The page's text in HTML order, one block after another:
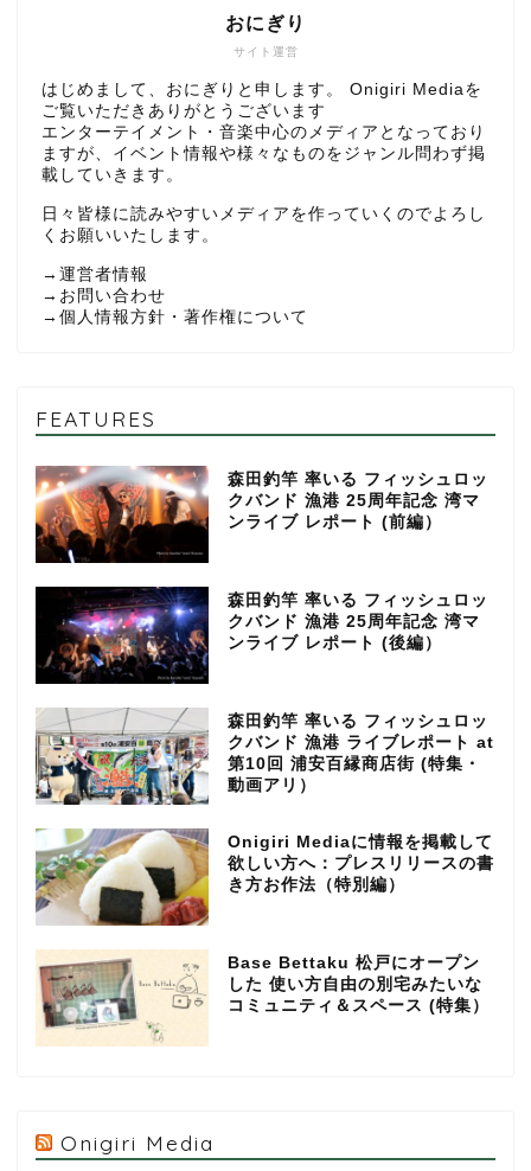
サイト運営
おにぎり
はじめまして、おにぎりと申します。 Onigiri Mediaを
ご覧いただきありがとうございます
エンターテイメント・音楽中心のメディアとなっており
ますが、イベント情報や様々なものをジャンル問わず掲
載していきます。
日々皆様に読みやすいメディアを作っていくのでよろし
くお願いいたします。
→ 運営者情報
→ お問い合わせ
→ 個人情報方針・著作権について
FEATURES
森田釣竿 率いる フィッシュロッ
クバンド 漁港 25周年記念 湾マ
ンライブ レポート (前編）
森田釣竿 率いる フィッシュロッ
クバンド 漁港 25周年記念 湾マ
ンライブ レポート (後編）
森田釣竿 率いる フィッシュロッ
クバンド 漁港 ライブレポート at
第10回 浦安百縁商店街 (特集・
動画アリ）
Onigiri Mediaに情報を掲載して
欲しい方へ：プレスリリースの書
き方お作法（特別編）
Base Bettaku 松戸にオープン
した 使い方自由の別宅みたいな
コミュニティ＆スペース (特集）
Onigiri Media